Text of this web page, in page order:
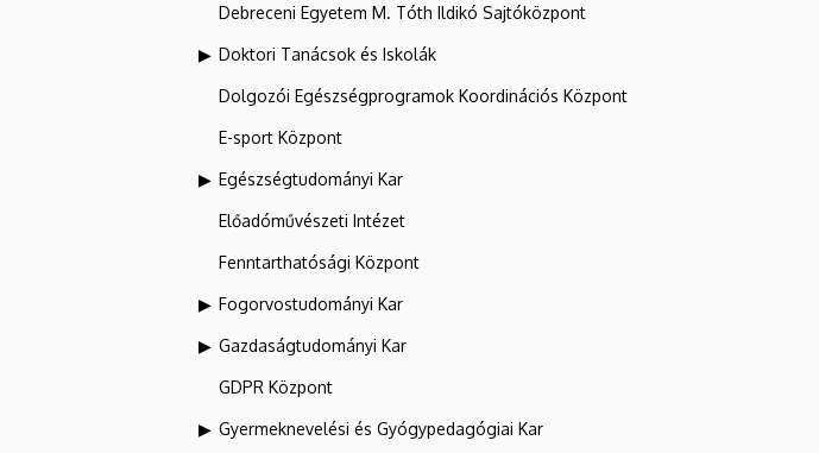
Debreceni Egyetem M. Tóth Ildikó Sajtóközpont
Doktori Tanácsok és Iskolák
Dolgozói Egészségprogramok Koordinációs Központ
E-sport Központ
Egészségtudományi Kar
Előadóművészeti Intézet
Fenntarthatósági Központ
Fogorvostudományi Kar
Gazdaságtudományi Kar
GDPR Központ
Gyermeknevelési és Gyógypedagógiai Kar